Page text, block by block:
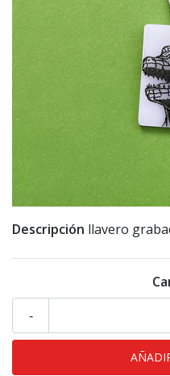
Descripción llavero
-